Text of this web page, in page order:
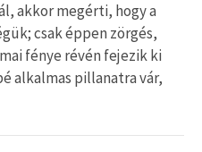
akkor megérti, hogy a
csak éppen zörgés,
fénye révén fejezik ki
alkalmas pillanatra vár,